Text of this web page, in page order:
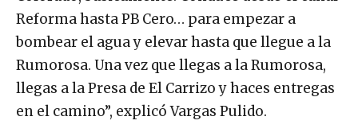
Reforma hasta PB Cero… para empezar a
bombear el agua y elevar hasta que llegue a la
Rumorosa. Una vez que llegas a la Rumorosa,
llegas a la Presa de El Carrizo y haces entregas
en el camino”, explicó Vargas Pulido.